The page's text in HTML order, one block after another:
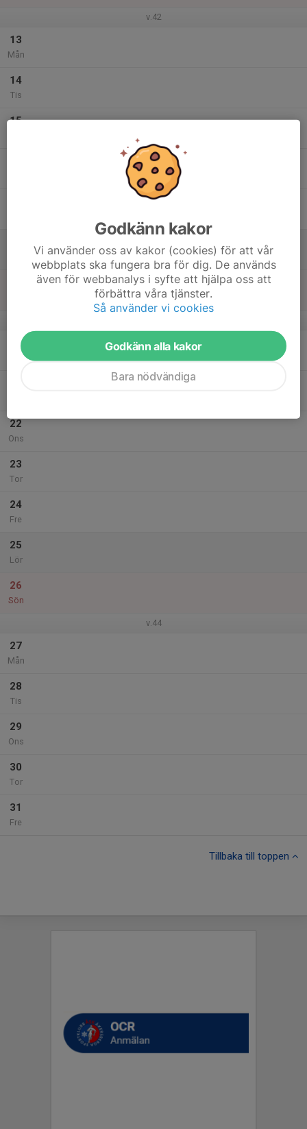
v.42
13
Mån
14
Tis
15
20
Mån
22
Ons
23
Tor
24
Fre
25
Lör
26
Sön
v.44
27
Mån
28
Tis
29
Ons
30
Tor
31
Fre
Tillbaka till toppen
Godkänn kakor
Vi använder oss av kakor (cookies) för att vår
webbplats ska fungera bra för dig. De används
även för webbanalys i syfte att hjälpa oss att
förbättra våra tjänster.
Så använder vi cookies
Godkänn alla kakor
Bara nödvändiga